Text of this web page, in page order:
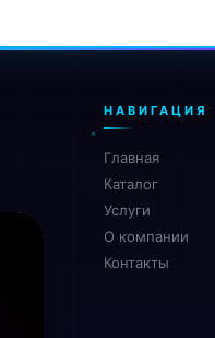
НАВИГАЦИЯ
Главная
Каталог
Услуги
О компании
Контакты